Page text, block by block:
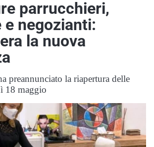
parrucchieri,
negozianti:
la nuova
preannunciato la riapertura delle
18 maggio